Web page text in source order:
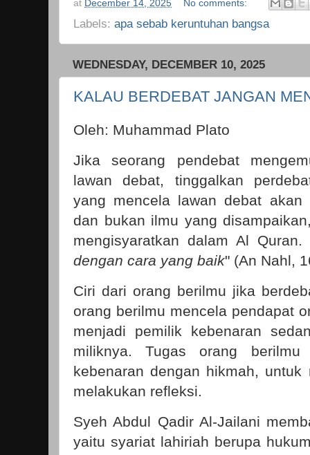
at December 14, 2025 No comments:
Labels: apa sebab keruntuhan bangsa
WEDNESDAY, DECEMBER 10, 2025
KALAU BERDEBAT JANGAN
Oleh: Muhammad Plato
Jika seorang pendebat
lawan debat, tinggalkan
yang mencela lawan debat akan
dan bukan ilmu yang
mengisyaratkan dalam Al Quran.
dengan cara yang baik" (An Nahl,
Ciri dari orang berilmu jika
orang berilmu mencela pendapat
menjadi pemilik kebenaran
miliknya. Tugas orang berilmu
kebenaran dengan hikmah,
melakukan refleksi.
Syeh Abdul Qadir Al-Jailani
yaitu syariat lahiriah berupa